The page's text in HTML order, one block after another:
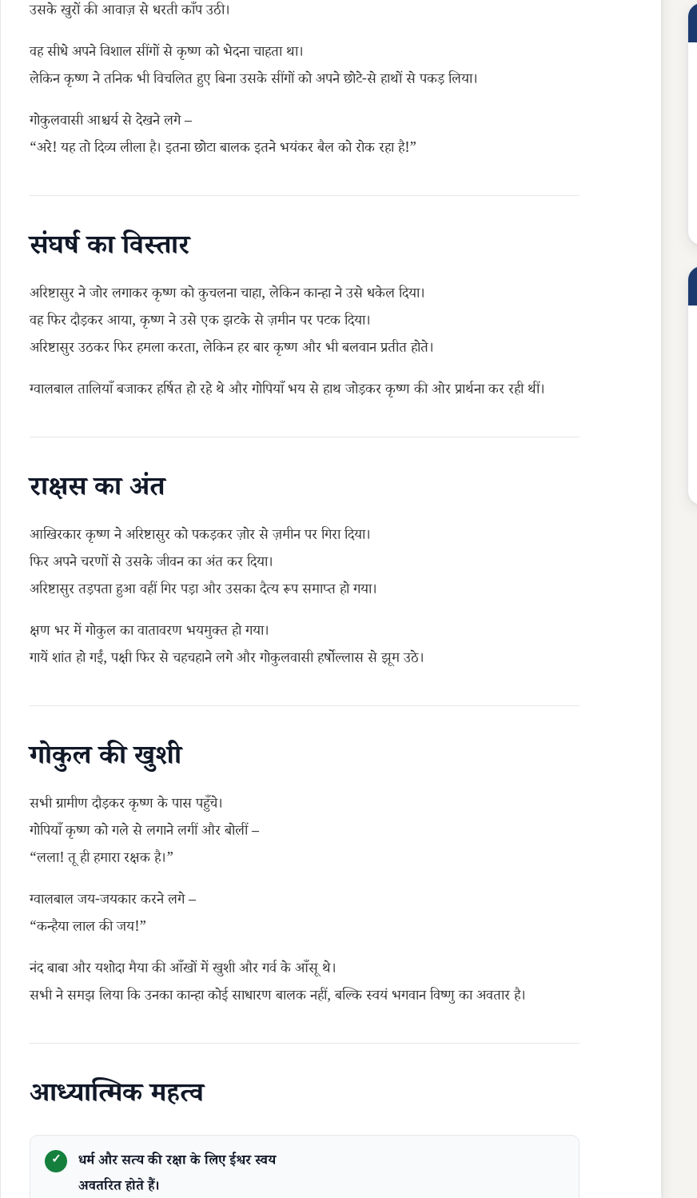
उसके खुरों की आवाज़ से धरती काँप उठी।
वह सीधे अपने विशाल सींगों से कृष्ण को भेदना चाहता था।
लेकिन कृष्ण ने तनिक भी विचलित हुए बिना उसके सींगों को अपने छोटे-से हाथों से पकड़ लिया।
गोकुलवासी आश्चर्य से देखने लगे –
“अरे! यह तो दिव्य लीला है। इतना छोटा बालक इतने भयंकर बैल को रोक रहा है!”
संघर्ष का विस्तार
अरिष्टासुर ने जोर लगाकर कृष्ण को कुचलना चाहा, लेकिन कान्हा ने उसे धकेल दिया।
वह फिर दौड़कर आया, कृष्ण ने उसे एक झटके से ज़मीन पर पटक दिया।
अरिष्टासुर उठकर फिर हमला करता, लेकिन हर बार कृष्ण और भी बलवान प्रतीत होते।
ग्वालबाल तालियाँ बजाकर हर्षित हो रहे थे और गोपियाँ भय से हाथ जोड़कर कृष्ण की ओर प्रार्थना कर रही थीं।
राक्षस का अंत
आखिरकार कृष्ण ने अरिष्टासुर को पकड़कर ज़ोर से ज़मीन पर गिरा दिया।
फिर अपने चरणों से उसके जीवन का अंत कर दिया।
अरिष्टासुर तड़पता हुआ वहीं गिर पड़ा और उसका दैत्य रूप समाप्त हो गया।
क्षण भर में गोकुल का वातावरण भयमुक्त हो गया।
गायें शांत हो गईं, पक्षी फिर से चहचहाने लगे और गोकुलवासी हर्षोल्लास से झूम उठे।
गोकुल की खुशी
सभी ग्रामीण दौड़कर कृष्ण के पास पहुँचे।
गोपियाँ कृष्ण को गले से लगाने लगीं और बोलीं –
“लला! तू ही हमारा रक्षक है।”
ग्वालबाल जय-जयकार करने लगे –
“कन्हैया लाल की जय!”
नंद बाबा और यशोदा मैया की आँखों में खुशी और गर्व के आँसू थे।
सभी ने समझ लिया कि उनका कान्हा कोई साधारण बालक नहीं, बल्कि स्वयं भगवान विष्णु का अवतार है।
आध्यात्मिक महत्व
धर्म और सत्य की रक्षा के लिए ईश्वर स्वय
अवतरित होते हैं।